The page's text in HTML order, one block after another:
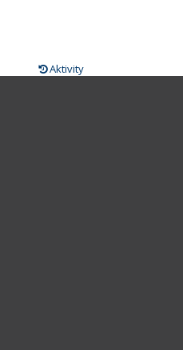
Aktivity